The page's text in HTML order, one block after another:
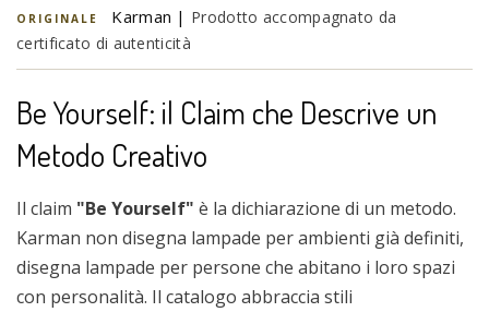
ORIGINALE Karman | Prodotto accompagnato da
certificato di autenticità
Be Yourself: il Claim che Descrive un
Metodo Creativo
Il claim "Be Yourself" è la dichiarazione di un metodo.
Karman non disegna lampade per ambienti già definiti,
disegna lampade per persone che abitano i loro spazi
con personalità. Il catalogo abbraccia stili